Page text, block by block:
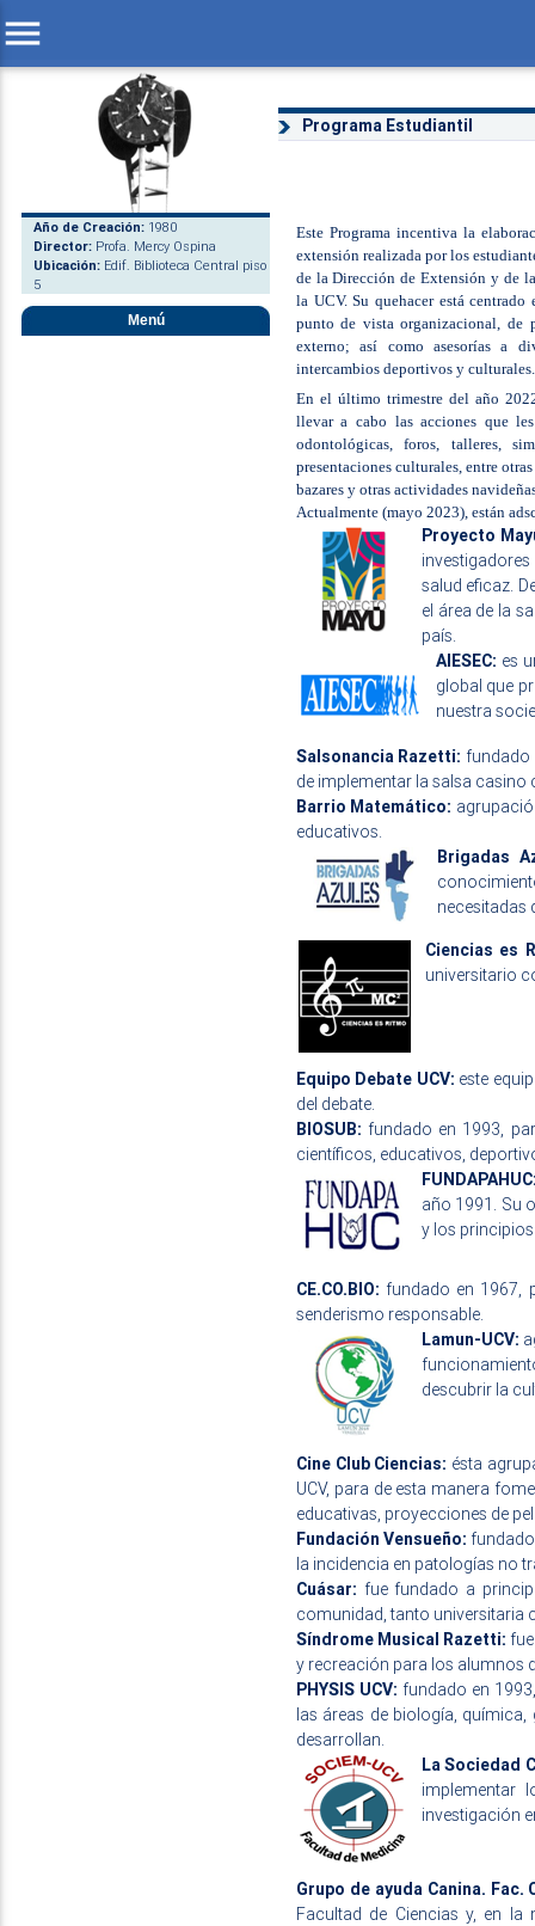
menu
Año de Creación: 1980
Director: Profa. Mercy Ospina
Ubicación: Edif. Biblioteca Central piso
5
Menú
Programa Estudiantil
Este Programa incentiva la
extensión realizada por los
de la Dirección de Extensión y de
la UCV. Su quehacer está
punto de vista organizacional, de
externo; así como asesorías a
intercambios deportivos y culturales.
En el último trimestre del año
llevar a cabo las acciones que
odontológicas, foros, talleres,
presentaciones culturales, entre
bazares y otras actividades
Actualmente (mayo 2023), están
Proyecto
salud eficaz.
el área de la
país.
AIESEC: es
global que
nuestra
Salsonancia Razetti: fundado
de implementar la salsa casino
Barrio Matemático:
educativos.
Brigadas
necesitadas
Ciencias es
universitario
Equipo Debate UCV: este
del debate.
BIOSUB: fundado en 1993,
científicos, educativos,
año 1991. Su
y los
CE.CO.BIO:fundado en 1967,
senderismo responsable.
Lamun-UCV:
descubrir la
Cine Club Ciencias: ésta
UCV, para de esta manera
educativas, proyecciones de
Fundación Vensueño:
la incidencia en patologías no
Cuásar: fue fundado a
comunidad, tanto universitaria
Síndrome Musical Razetti:
y recreación para los alumnos
PHYSIS UCV:fundado en
las áreas de biología,
desarrollan.
La Sociedad
implementar
investigación
Grupo de ayuda Canina. Fac.
Facultad de Ciencias y, en